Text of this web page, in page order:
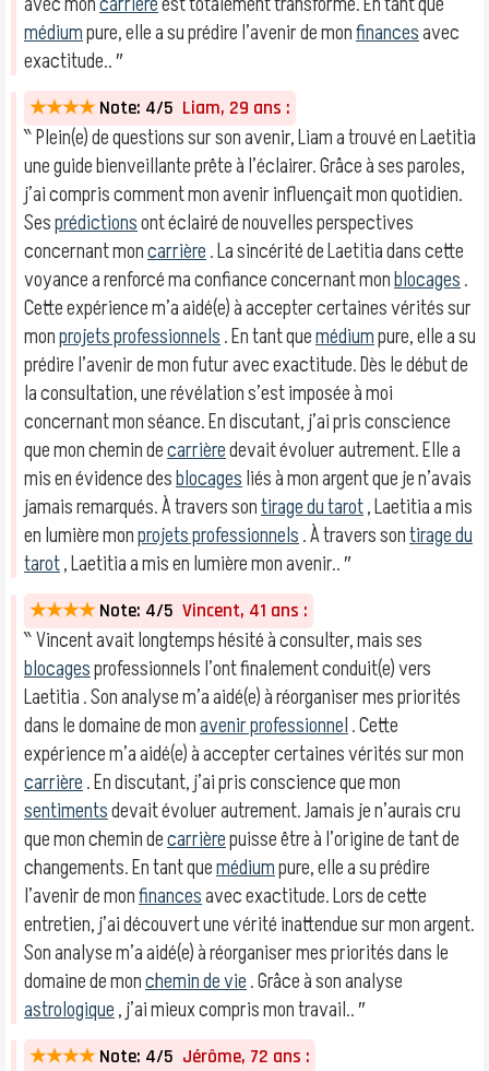
médiumpure, elle a su prédire l’avenir de monfinancesavec
exactitude.. ″
★★★★ Note: 4/5 Liam, 29 ans :
‶ Plein(e) de questions sur son avenir, Liam a trouvé en Laetitia
une guide bienveillante prête à l’éclairer. Grâce à ses paroles,
j’ai compris comment mon avenir influençait mon quotidien.
Sesprédictionsont éclairé de nouvelles perspectives
concernant moncarrière. La sincérité de Laetitia dans cette
voyance a renforcé ma confiance concernant monblocages.
Cette expérience m’a aidé(e) à accepter certaines vérités sur
monprojets professionnels. En tant quemédiumpure, elle a su
prédire l’avenir de mon futur avec exactitude. Dès le début de
la consultation, une révélation s’est imposée à moi
concernant mon séance. En discutant, j’ai pris conscience
que mon chemin decarrièredevait évoluer autrement. Elle a
mis en évidence desblocagesliés à mon argent que je n’avais
jamais remarqués. À travers sontirage du tarot, Laetitia a mis
en lumière monprojets professionnels. À travers sontirage du
tarot, Laetitia a mis en lumière mon avenir.. ″
★★★★ Note: 4/5 Vincent, 41 ans :
‶ Vincent avait longtemps hésité à consulter, mais ses
blocagesprofessionnels l’ont finalement conduit(e) vers
Laetitia . Son analyse m’a aidé(e) à réorganiser mes priorités
dans le domaine de monavenir professionnel. Cette
expérience m’a aidé(e) à accepter certaines vérités sur mon
carrière. En discutant, j’ai pris conscience que mon
sentimentsdevait évoluer autrement. Jamais je n’aurais cru
que mon chemin decarrièrepuisse être à l’origine de tant de
changements. En tant quemédiumpure, elle a su prédire
l’avenir de monfinancesavec exactitude. Lors de cette
entretien, j’ai découvert une vérité inattendue sur mon argent.
Son analyse m’a aidé(e) à réorganiser mes priorités dans le
domaine de monchemin de vie. Grâce à son analyse
astrologique, j’ai mieux compris mon travail.. ″
★★★★ Note: 4/5 Jérôme, 72 ans :